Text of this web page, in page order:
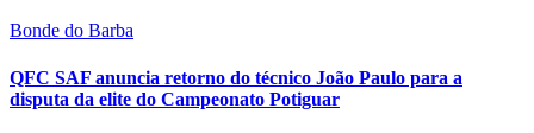
Bonde do Barba
QFC SAF anuncia retorno do técnico João Paulo para a
disputa da elite do Campeonato Potiguar